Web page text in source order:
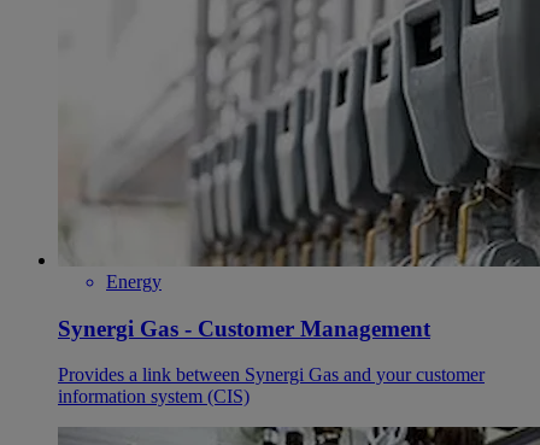
Energy
Synergi Gas - Customer Management
Provides a link between Synergi Gas and your customer
information system (CIS)